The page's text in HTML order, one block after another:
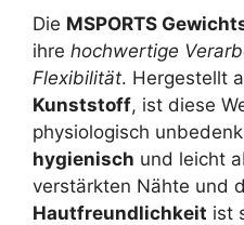
Die MSPORTS
ihre hochwertige
Flexibilität. Hergestellt
Kunststoff, ist diese
physiologisch
hygienisch und leicht
verstärkten Nähte und
Hautfreundlichkeit ist